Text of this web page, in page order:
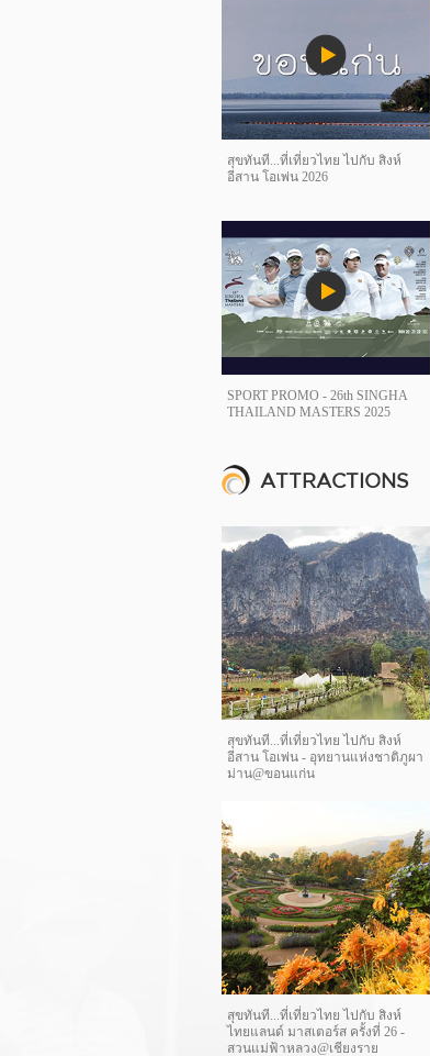
สุขทันที...ที่เที่ยวไทย ไปกับ สิงห์
อีสาน โอเพ่น 2026
SPORT PROMO - 26th SINGHA
THAILAND MASTERS 2025
ATTRACTIONS
สุขทันที...ที่เที่ยวไทย ไปกับ สิงห์
อีสาน โอเพ่น - อุทยานแห่งชาติภูผา
ม่าน@ขอนแก่น
สุขทันที...ที่เที่ยวไทย ไปกับ สิงห์
ไทยแลนด์ มาสเตอร์ส ครั้งที่ 26 -
สวนแม่ฟ้าหลวง@เชียงราย